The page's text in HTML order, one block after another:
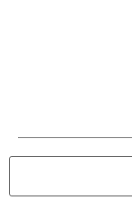
Términos y